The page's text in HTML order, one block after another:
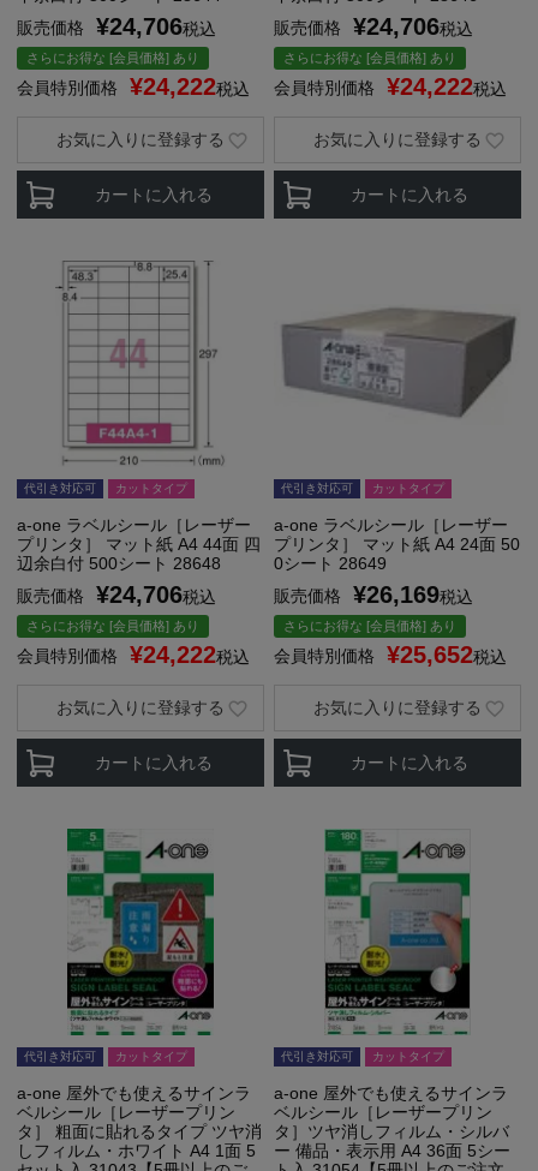
販売価格
¥24,706税込
さらにお得な [会員価格] あり
会員特別価格 ¥24,222税込
カートに入れる
お気に入りに登録する
販売価格
¥24,706税込
さらにお得な [会員価格] あり
会員特別価格 ¥24,222税込
カートに入れる
お気に入りに登録する
代引き対応可 カットタイプ
a-one ラベルシール［レーザー
プリンタ］ マット紙 A4 44面 四
辺余白付 500シート 28648
販売価格
¥24,706税込
さらにお得な [会員価格] あり
会員特別価格 ¥24,222税込
カートに入れる
お気に入りに登録する
代引き対応可 カットタイプ
a-one ラベルシール［レーザー
プリンタ］ マット紙 A4 24面 50
0シート 28649
販売価格
¥26,169税込
さらにお得な [会員価格] あり
会員特別価格 ¥25,652税込
カートに入れる
お気に入りに登録する
代引き対応可 カットタイプ
a-one 屋外でも使えるサインラ
ベルシール［レーザープリン
タ］ 粗面に貼れるタイプ ツヤ消
しフィルム・ホワイト A4 1面 5
代引き対応可 カットタイプ
a-one 屋外でも使えるサインラ
ベルシール［レーザープリン
タ］ツヤ消しフィルム・シルバ
ー 備品・表示用 A4 36面 5シー